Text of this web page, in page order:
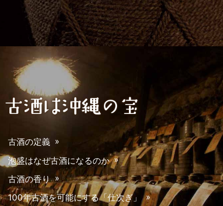
古酒の定義
泡盛はなぜ古酒になるのか
古酒の香り
100年古酒を可能にする「仕次ぎ」